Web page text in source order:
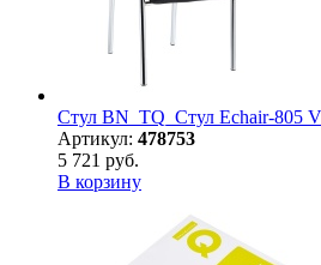
Стул BN_TQ_Стул Echair-805
Артикул: 478753
5 721 руб.
В корзину